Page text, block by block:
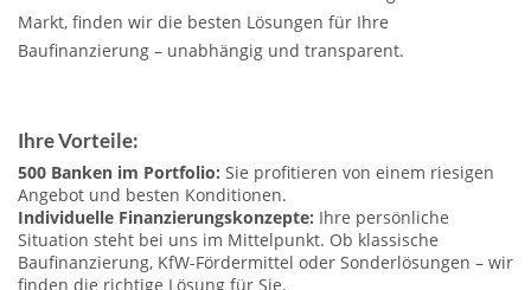
Markt, finden wir die besten Lösungen für Ihre
Baufinanzierung – unabhängig und transparent.
Ihre Vorteile:
500 Banken im Portfolio: Sie profitieren von einem riesigen
Angebot und besten Konditionen.
Individuelle Finanzierungskonzepte: Ihre persönliche
Situation steht bei uns im Mittelpunkt. Ob klassische
Baufinanzierung, KfW-Fördermittel oder Sonderlösungen – wir
finden die richtige Lösung für Sie.